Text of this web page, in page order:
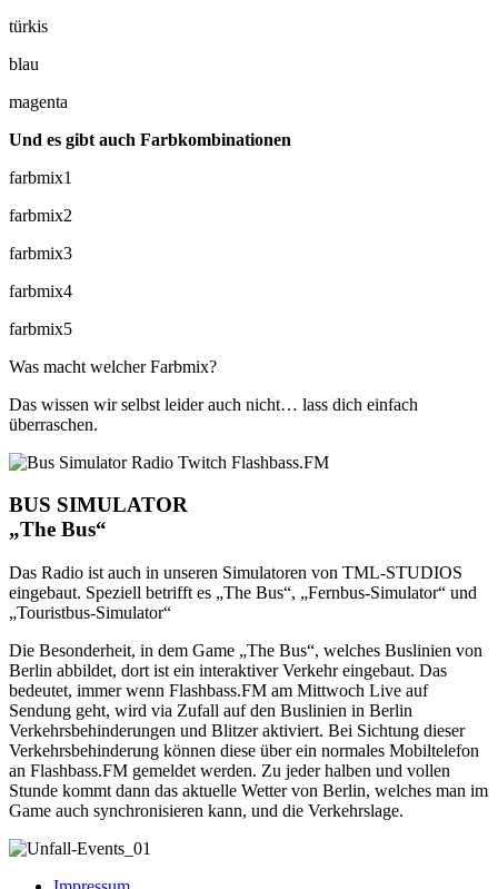
türkis
blau
magenta
Und es gibt auch Farbkombinationen
farbmix1
farbmix2
farbmix3
farbmix4
farbmix5
Was macht welcher Farbmix?
Das wissen wir selbst leider auch nicht… lass dich einfach
überraschen.
BUS SIMULATOR
„The Bus“
Das Radio ist auch in unseren Simulatoren von TML-STUDIOS
eingebaut. Speziell betrifft es „The Bus“, „Fernbus-Simulator“ und
„Touristbus-Simulator“
Die Besonderheit, in dem Game „The Bus“, welches Buslinien von
Berlin abbildet, dort ist ein interaktiver Verkehr eingebaut. Das
bedeutet, immer wenn Flashbass.FM am Mittwoch Live auf
Sendung geht, wird via Zufall auf den Buslinien in Berlin
Verkehrsbehinderungen und Blitzer aktiviert. Bei Sichtung dieser
Verkehrsbehinderung können diese über ein normales Mobiltelefon
an Flashbass.FM gemeldet werden. Zu jeder halben und vollen
Stunde kommt dann das aktuelle Wetter von Berlin, welches man im
Game auch synchronisieren kann, und die Verkehrslage.